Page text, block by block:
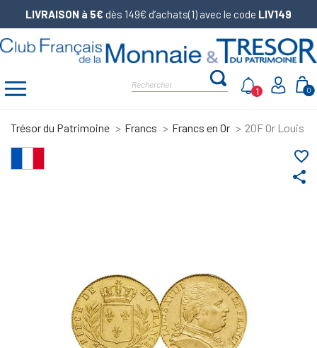
LIVRAISON à 5€ dès 149€ d’achats(1) avec le code LIV149
0
1
Trésor du Patrimoine Francs Francs en Or 20F Or Louis
share
favorite_border